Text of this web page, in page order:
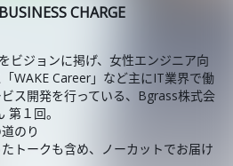
CHARGE
ビジョンに掲げ、女性エンジニア向
WAKE Career」など主にIT業界で働
ス開発を行っている、Bgrass株式会
１回。
のり
トークも含め、ノーカットでお届け